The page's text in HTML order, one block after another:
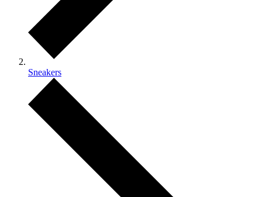
Sneakers